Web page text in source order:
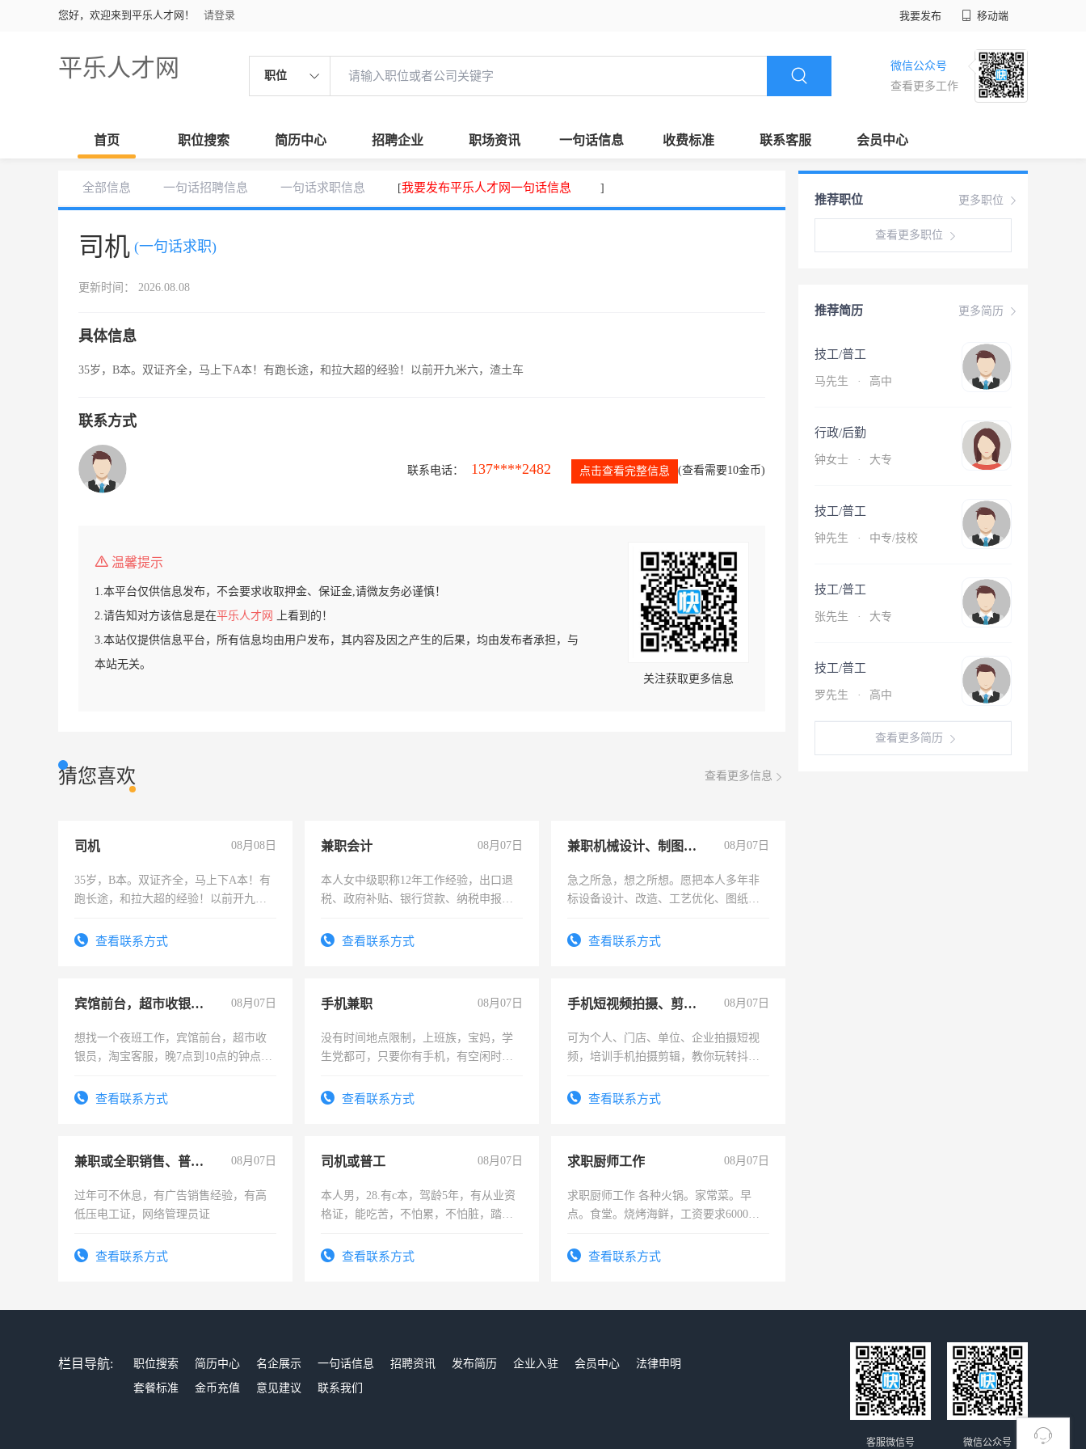
您好，欢迎来到平乐人才网！ 请登录 我要发布 移动端
平乐人才网 职位
微信公众号
查看更多工作
首页 职位搜索 简历中心 招聘企业 职场资讯 一句话信息 收费标准 联系客服 会员中心
全部信息 一句话招聘信息 一句话求职信息 [我要发布平乐人才网一句话信息 ]
司机 (一句话求职)
更新时间： 2026.08.08
具体信息
35岁，B本。双证齐全，马上下A本！有跑长途，和拉大超的经验！以前开九米六，渣土车
联系方式
联系电话： 137****2482 点击查看完整信息 (查看需要10金币)
温馨提示
1.本平台仅供信息发布，不会要求收取押金、保证金,请微友务必谨慎！
2.请告知对方该信息是在平乐人才网
上看到的！
3.本站仅提供信息平台，所有信息均由用户发布，其内容及因之产生的后果，均由发布者承担，与
本站无关。
关注获取更多信息
猜您喜欢 查看更多信息
司机 08月08日
35岁，B本。双证齐全，马上下A本！有
跑长途，和拉大超的经验！以前开九米
查看联系方式
兼职会计 08月07日
本人女中级职称12年工作经验，出口退
税、政府补贴、银行贷款、纳税申报、
务，财务咨询等业务。欲求兼职会计工
查看联系方式
兼职机械设计、制图、设备改造 08月07日
急之所急，想之所想。愿把本人多年非
标设备设计、改造、工艺优化、图纸制
结识有识之士，共享未来。
查看联系方式
宾馆前台，超市收银员，淘宝客服 08月07日
想找一个夜班工作，宾馆前台，超市收
银员，淘宝客服，晚7点到10点的钟点
号同微信查看联系方式
手机兼职 08月07日
没有时间地点限制，上班族，宝妈，学
生党都可，只要你有手机，有空闲时
勤快的四五十，每天挣零花钱没问题！
查看联系方式
手机短视频拍摄、剪辑、抖音快手 08月07日
可为个人、门店、单位、企业拍摄短视
频，培训手机拍摄剪辑，教你玩转抖音
频，培训手机拍摄剪辑，教你玩转抖
查看联系方式
兼职或全职销售、普工、维修 08月07日
过年可不休息，有广告销售经验，有高
低压电工证，网络管理员证
查看联系方式
司机或普工 08月07日
本人男，28.有c本，驾龄5年，有从业资
格证，能吃苦，不怕累，不怕脏，踏
查看联系方式
求职厨师工作 08月07日
求职厨师工作 各种火锅。家常菜。早
点。食堂。烧烤海鲜，工资要求6000以
查看联系方式
更多职位
推荐职位
查看更多职位
更多简历
推荐简历
技工/普工
马先生 · 高中
行政/后勤
钟女士 · 大专
技工/普工
钟先生 · 中专/技校
技工/普工
张先生 · 大专
技工/普工
罗先生 · 高中
查看更多简历
栏目导航: 职位搜索 简历中心 名企展示 一句话信息 招聘资讯 发布简历 企业入驻 会员中心
法律申明
套餐标准
金币充值 意见建议 联系我们
微信公众号
客服微信号